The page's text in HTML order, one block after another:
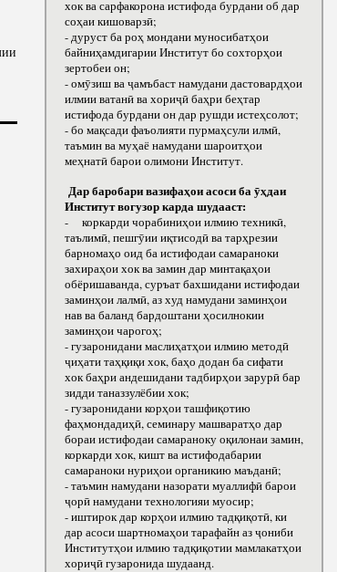
хок ва сарфакорона истифода бурдани об дар
соҳаи кишоварзӣ;
- дуруст ба роҳ мондани муносибатҳои
байниҳамдигарии Институт бо сохторҳои
зертобеи он;
- омӯзиш ва ҷамъбаст намудани дастовардҳои
илмии ватанӣ ва хориҷӣ баҳри беҳтар
истифода бурдани он дар рушди истеҳсолот;
- бо мақсади фаъолияти пурмаҳсули илмӣ,
таъмин ва муҳаё намудани шароитҳои
меҳнатӣ барои олимони Институт.
Дар баробари вазифаҳои асоси ба ӯҳдаи
Институт вогузор карда шудааст:
- коркарди чорабиниҳои илмию техникӣ,
таълимӣ, пешгӯии иқтисодӣ ва тарҳрезии
барномаҳо оид ба истифодаи самараноки
захираҳои хок ва замин дар минтақаҳои
обёришаванда, суръат бахшидани истифодаи
заминҳои лалмӣ, аз худ намудани заминҳои
нав ва баланд бардоштани ҳосилнокии
заминҳои чарогоҳ;
- гузаронидани маслиҳатҳои илмию методӣ
ҷиҳати таҳқиқи хок, баҳо додан ба сифати
хок баҳри андешидани тадбирҳои зарурӣ бар
зидди таназзулёбии хок;
- гузаронидани корҳои ташфиқотию
фаҳмондадиҳӣ, семинару машваратҳо дар
бораи истифодаи самараноку оқилонаи замин,
коркарди хок, кишт ва истифодабарии
самараноки нуриҳои органикию маъданӣ;
- таъмин намудани назорати муаллифӣ барои
ҷорӣ намудани технологияи муосир;
- иштирок дар корҳои илмию тадқиқотӣ, ки
дар асоси шартномаҳои тарафайн аз ҷониби
Институтҳои илмию тадқиқотии мамлакатҳои
хориҷӣ гузаронида шудаанд.